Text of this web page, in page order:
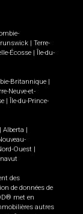
| Terre-
Écosse | Île-du-
Britannique |
Neuve-et-
| Île-du-Prince-
| Alberta |
Ouest |
des
de données de
met en
autres